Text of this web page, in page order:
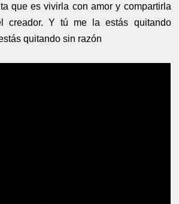
que es vivirla con amor y compartirla
creador. Y tú me la estás quitando
quitando sin razón